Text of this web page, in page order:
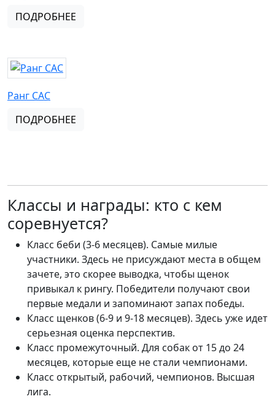
ПОДРОБНЕЕ
Ранг CAC
ПОДРОБНЕЕ
Классы и награды: кто с кем
соревнуется?
Класс беби (3-6 месяцев). Самые милые
участники. Здесь не присуждают места в общем
зачете, это скорее выводка, чтобы щенок
привыкал к рингу. Победители получают свои
первые медали и запоминают запах победы.
Класс щенков (6-9 и 9-18 месяцев). Здесь уже идет
серьезная оценка перспектив.
Класс промежуточный. Для собак от 15 до 24
месяцев, которые еще не стали чемпионами.
Класс открытый, рабочий, чемпионов. Высшая
лига.